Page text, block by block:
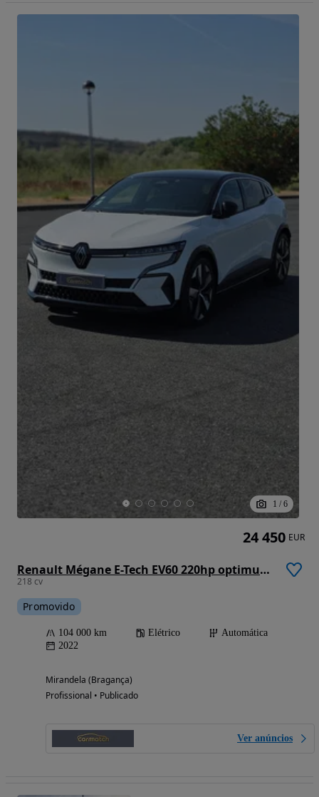
1 / 6
Renault Mégane E-Tech EV60 220hp optimum charge Techno
218 cv
Promovido
104 000 km Elétrico
Automática
2022
Mirandela (Bragança)
Profissional • Publicado
Ver anúncios
24 450 EUR